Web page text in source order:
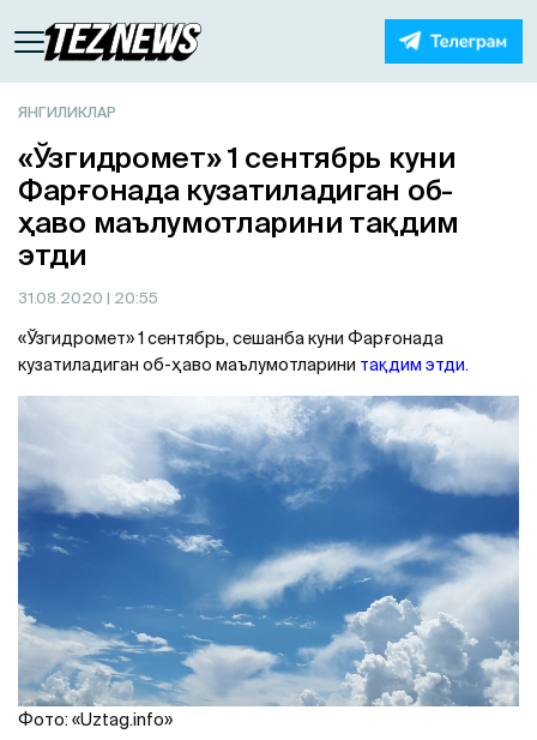
ЯНГИЛИКЛАР
«Ўзгидромет» 1 сентябрь куни
Фарғонада кузатиладиган об-
ҳаво маълумотларини тақдим
этди
31.08.2020 | 20:55
«Ўзгидромет» 1 сентябрь, сешанба куни Фарғонада
кузатиладиган об-ҳаво маълумотларини тақдим этди.
Фото: «Uztag.info»